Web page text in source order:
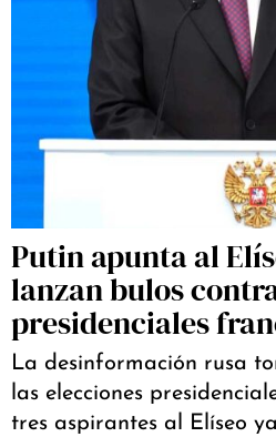
Putin apunta al
lanzan bulos
presidenciales
La desinformación rusa
las elecciones
tres aspirantes al Elíseo